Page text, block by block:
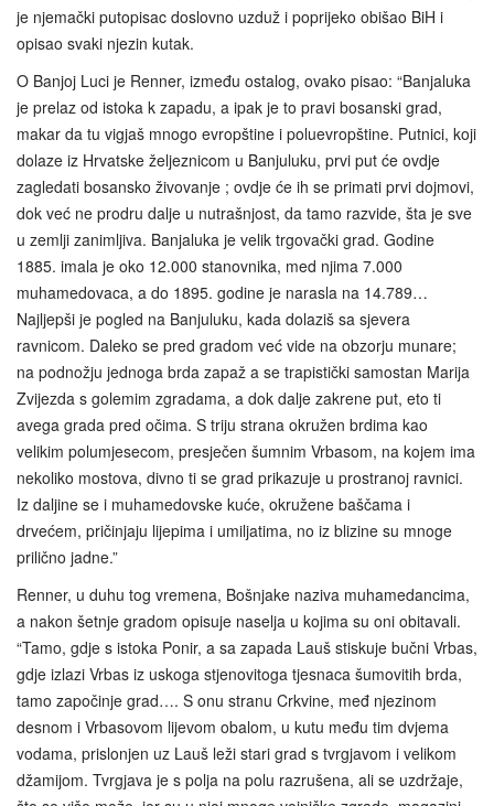
je njemački putopisac doslovno uzduž i poprijeko obišao BiH i
opisao svaki njezin kutak.
O Banjoj Luci je Renner, između ostalog, ovako pisao: “Banjaluka
je prelaz od istoka k zapadu, a ipak je to pravi bosanski grad,
makar da tu vigjaš mnogo evropštine i poluevropštine. Putnici, koji
dolaze iz Hrvatske željeznicom u Banjuluku, prvi put će ovdje
zagledati bosansko živovanje ; ovdje će ih se primati prvi dojmovi,
dok već ne prodru dalje u nutrašnjost, da tamo razvide, šta je sve
u zemlji zanimljiva. Banjaluka je velik trgovački grad. Godine
1885. imala je oko 12.000 stanovnika, med njima 7.000
muhamedovaca, a do 1895. godine je narasla na 14.789…
Najljepši je pogled na Banjuluku, kada dolaziš sa sjevera
ravnicom. Daleko se pred gradom već vide na obzorju munare;
na podnožju jednoga brda zapaž a se trapistički samostan Marija
Zvijezda s golemim zgradama, a dok dalje zakrene put, eto ti
avega grada pred očima. S triju strana okružen brdima kao
velikim polumjesecom, presječen šumnim Vrbasom, na kojem ima
nekoliko mostova, divno ti se grad prikazuje u prostranoj ravnici.
Iz daljine se i muhamedovske kuće, okružene baščama i
drvećem, pričinjaju lijepima i umiljatima, no iz blizine su mnoge
prilično jadne.”
Renner, u duhu tog vremena, Bošnjake naziva muhamedancima,
a nakon šetnje gradom opisuje naselja u kojima su oni obitavali.
“Tamo, gdje s istoka Ponir, a sa zapada Lauš stiskuje bučni Vrbas,
gdje izlazi Vrbas iz uskoga stjenovitoga tjesnaca šumovitih brda,
tamo započinje grad…. S onu stranu Crkvine, međ njezinom
desnom i Vrbasovom lijevom obalom, u kutu među tim dvjema
vodama, prislonjen uz Lauš leži stari grad s tvrgjavom i velikom
džamijom. Tvrgjava je s polja na polu razrušena, ali se uzdržaje,